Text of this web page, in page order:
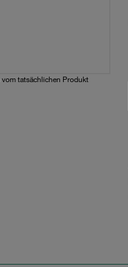
tatsächlichen Produkt